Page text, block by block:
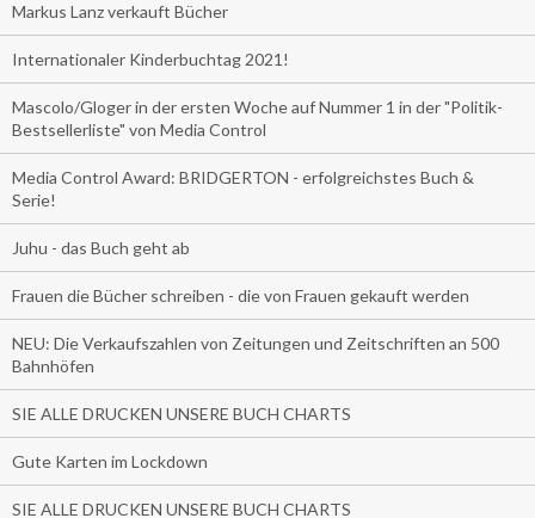
Markus Lanz verkauft Bücher
Internationaler Kinderbuchtag 2021!
Mascolo/Gloger in der ersten Woche auf Nummer 1 in der "Politik-
Bestsellerliste" von Media Control
Media Control Award: BRIDGERTON - erfolgreichstes Buch &
Serie!
Juhu - das Buch geht ab
Frauen die Bücher schreiben - die von Frauen gekauft werden
NEU: Die Verkaufszahlen von Zeitungen und Zeitschriften an 500
Bahnhöfen
SIE ALLE DRUCKEN UNSERE BUCH CHARTS
Gute Karten im Lockdown
SIE ALLE DRUCKEN UNSERE BUCH CHARTS